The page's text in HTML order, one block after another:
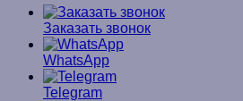
Заказать звонок
WhatsApp
Telegram